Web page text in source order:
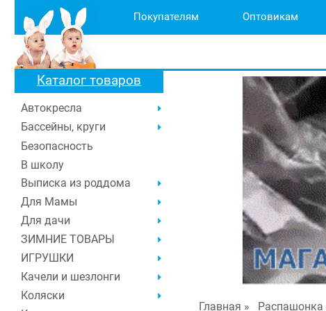
Покупателям Оптовикам
Главная » Распашонка
Каталог товаров
Автокресла
Бассейны, круги
Безопасность
В школу
Выписка из роддома
Для Мамы
Для дачи
ЗИМНИЕ ТОВАРЫ
ИГРУШКИ
Качели и шезлонги
Коляски